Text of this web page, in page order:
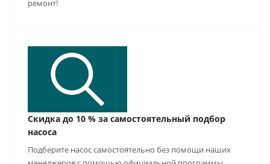
ремонт!
Скидка до 10 % за самостоятельный подбор
насоса
Подберите насос самостоятельно без помощи наших